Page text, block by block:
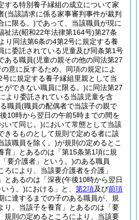
する特別養子縁組の成立について家
(当該請求に係る家事審判事件が裁判
に限る。)であって、当該職員が現に
祉法(昭和22年法律第164号)第27条
り同法第6条の4第2号に規定する養
に委託されている児童及び同条第1号
ある職員(児童の親その他の同法第27
意に反するため、同項の規定によ
号に規定する養子縁組里親として当
ができない職員に限る。)に同法第27
より委託されている当該児童を含
職員(職員の配偶者で当該子の親で
10時から翌日の午前5時までの間を
いて同じ。)において常態として当該
きるものとして規則で定める者に該
該職員を除く。)が規則の定めるとこ
育」とあるのは「第15条第1項に規
要介護者」という。)のある職員
ろにより、当該要介護者を介護」
とあるのは「深夜(午後10時から翌日
う。)における」と、 第2項及び前項
に達するまでの子のある職員が、規
り、当該子を養育」とあるのは「要
規則の定めるところにより、当該要